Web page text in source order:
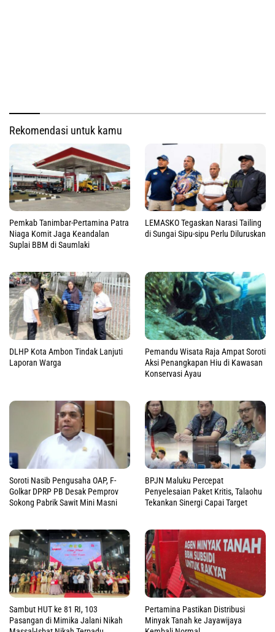
Rekomendasi untuk kamu
Pemkab Tanimbar-Pertamina Patra
Niaga Komit Jaga Keandalan
Suplai BBM di Saumlaki
LEMASKO Tegaskan Narasi Tailing
di Sungai Sipu-sipu Perlu Diluruskan
DLHP Kota Ambon Tindak Lanjuti
Laporan Warga
Pemandu Wisata Raja Ampat Soroti
Aksi Penangkapan Hiu di Kawasan
Konservasi Ayau
Soroti Nasib Pengusaha OAP, F-
Golkar DPRP PB Desak Pemprov
Sokong Pabrik Sawit Mini Masni
BPJN Maluku Percepat
Penyelesaian Paket Kritis, Talaohu
Tekankan Sinergi Capai Target
Sambut HUT ke 81 RI, 103
Pasangan di Mimika Jalani Nikah
Pertamina Pastikan Distribusi
Minyak Tanah ke Jayawijaya